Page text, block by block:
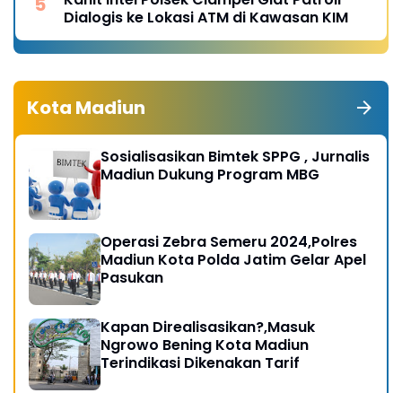
Dialogis ke Lokasi ATM di Kawasan KIM
Kota Madiun
Sosialisasikan Bimtek SPPG , Jurnalis
Madiun Dukung Program MBG
Operasi Zebra Semeru 2024,Polres
Madiun Kota Polda Jatim Gelar Apel
Pasukan
Kapan Direalisasikan?,Masuk
Ngrowo Bening Kota Madiun
Terindikasi Dikenakan Tarif